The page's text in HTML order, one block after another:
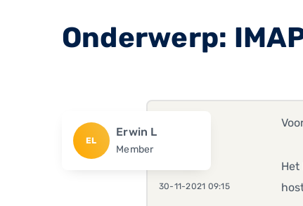
Onderwerp:
EL
Erwin L
Member
30-11-2021 09:15